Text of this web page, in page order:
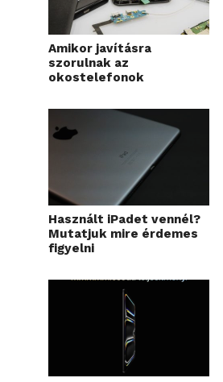
Amikor javításra
szorulnak az
okostelefonok
Használt iPadet vennél?
Mutatjuk mire érdemes
figyelni